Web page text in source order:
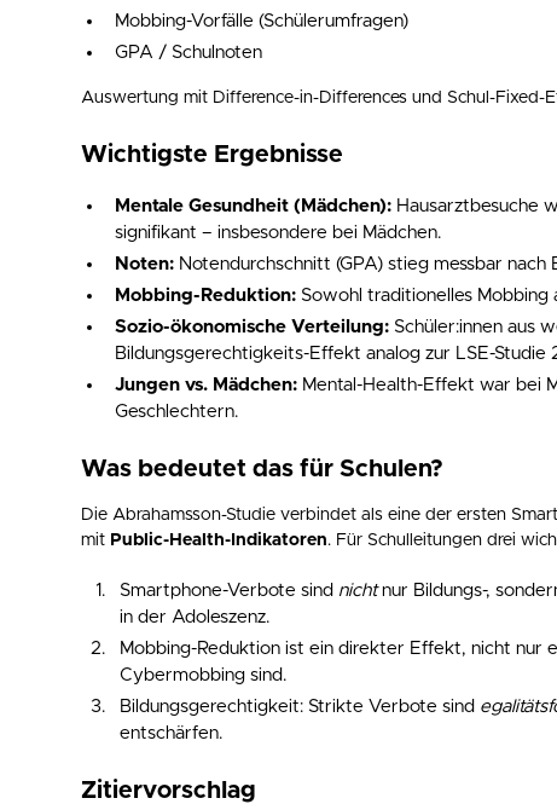
Mobbing-Vorfälle (Schülerumfragen)
GPA / Schulnoten
Auswertung mit Difference-in-Differences und Schul-Fixed-
Wichtigste Ergebnisse
Mentale Gesundheit (Mädchen): Hausarztbesuche
signifikant – insbesondere bei Mädchen.
Noten: Notendurchschnitt (GPA) stieg messbar
Mobbing-Reduktion: Sowohl traditionelles Mobbing
Sozio-ökonomische Verteilung: Schüler:innen aus
Bildungsgerechtigkeits-Effekt analog zur LSE-Studie
Jungen vs. Mädchen: Mental-Health-Effekt war bei
Geschlechtern.
Was bedeutet das für Schulen?
Die Abrahamsson-Studie verbindet als eine der ersten
mit Public-Health-Indikatoren. Für Schulleitungen drei
Smartphone-Verbote sind nichtnur Bildungs-,
in der Adoleszenz.
Mobbing-Reduktion ist ein direkter Effekt, nicht nur
Cybermobbing sind.
Bildungsgerechtigkeit: Strikte Verbote sind
entschärfen.
Zitiervorschlag